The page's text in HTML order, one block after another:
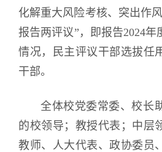
化解重大风险考核、突出作
报告两评议”，即报告2024
情况，民主评议干部选拔任
干部。
全体校党委常委、校长
的校领导；教授代表；中层
教师、人大代表、政协委员